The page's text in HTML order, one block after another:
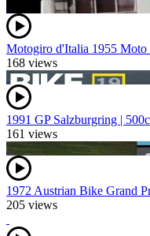
Motogiro d'Italia 1955
168 views
1991 GP Salzburgring |
161 views
1972 Austrian Bike Grand
205 views